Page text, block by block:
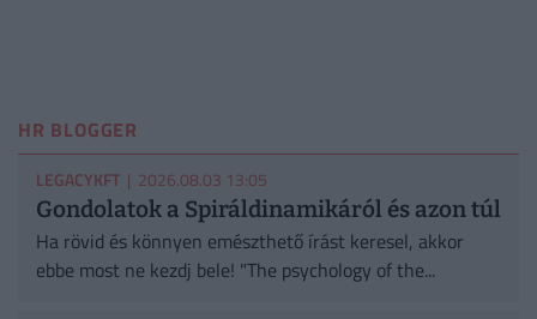
HR BLOGGER
LEGACYKFT | 2026.08.03 13:05
Gondolatok a Spiráldinamikáról és azon túl
Ha rövid és könnyen emészthető írást keresel, akkor
ebbe most ne kezdj bele! "The psychology of the...